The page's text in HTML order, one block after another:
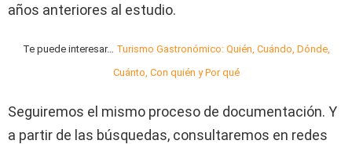
años anteriores al estudio.
Te puede interesar… Turismo Gastronómico: Quién, Cuándo, Dónde,
Cuánto, Con quién y Por qué
Seguiremos el mismo proceso de documentación. Y
a partir de las búsquedas, consultaremos en redes